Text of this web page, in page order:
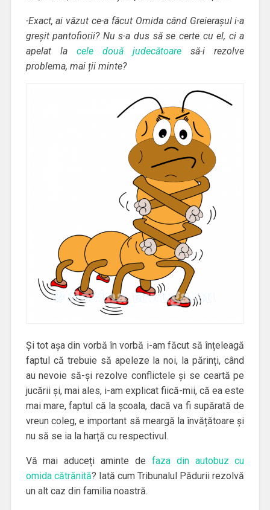
-Exact, ai văzut ce-a făcut Omida când Greierașul i-a
greșit pantofiorii? Nu s-a dus să se certe cu el, ci a
apelat la cele două judecătoare să-i rezolve
problema, mai ții minte?
Și tot așa din vorbă în vorbă i-am făcut să înțeleagă
faptul că trebuie să apeleze la noi, la părinți, când
au nevoie să-și rezolve conflictele și se ceartă pe
jucării și, mai ales, i-am explicat fiică-mii, că ea este
mai mare, faptul că la școala, dacă va fi supărată de
vreun coleg, e important să meargă la învățătoare și
nu să se ia la harță cu respectivul.
Vă mai aduceți aminte de faza din autobuz cu
omida cătrănită? Iată cum Tribunalul Pădurii rezolvă
un alt caz din familia noastră.